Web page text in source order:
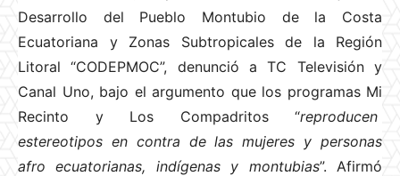
Desarrollo del Pueblo Montubio de la Costa
Ecuatoriana y Zonas Subtropicales de la Región
Litoral “CODEPMOC”, denunció a TC Televisión y
Canal Uno, bajo el argumento que los programas Mi
Recinto y Los Compadritos “reproducen
estereotipos en contra de las mujeres y personas
afro ecuatorianas, indígenas y montubias”. Afirmó